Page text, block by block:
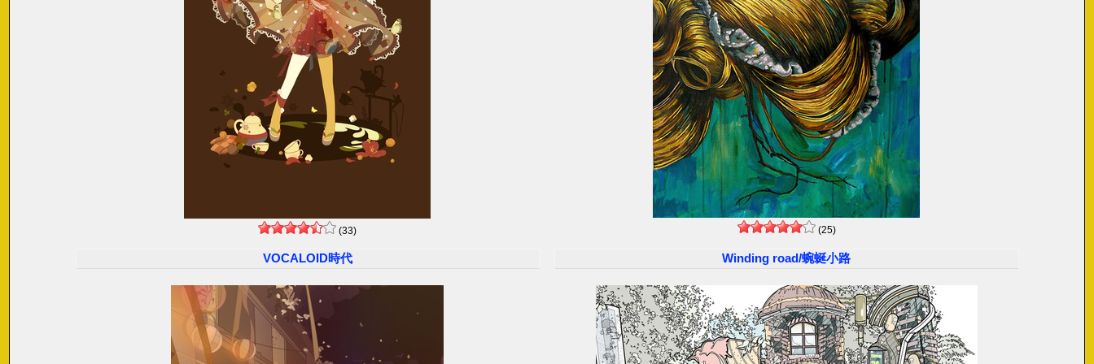
(33) (25)
VOCALOID時代 Winding road/蜿蜒小路